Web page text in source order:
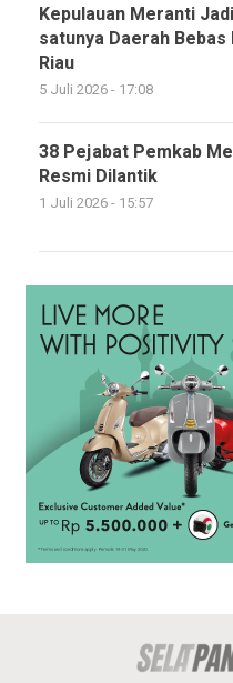
Kepulauan Meranti
satunya Daerah Bebas
Riau
5 Juli 2026 - 17:08
38 Pejabat Pemkab
Resmi Dilantik
1 Juli 2026 - 15:57